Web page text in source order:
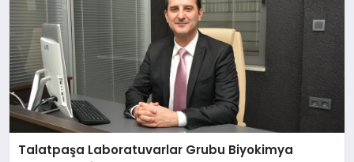
Talatpaşa Laboratuvarlar Grubu Biyokimya